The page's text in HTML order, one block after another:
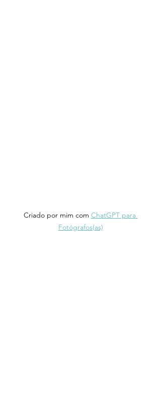
Criado por mim com ChatGPT para
Fotógrafos(as)